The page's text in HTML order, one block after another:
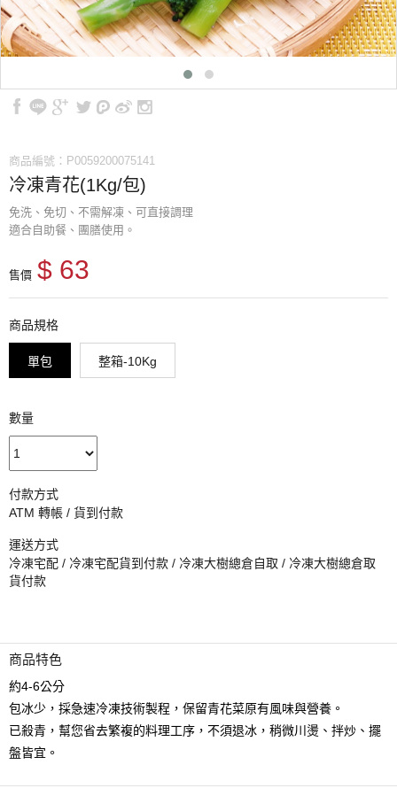
商品編號：P0059200075141
冷凍青花(1Kg/包)
免洗、免切、不需解凍、可直接調理
適合自助餐、團膳使用。
售價 $ 63
商品規格
單包 整箱-10Kg
數量
付款方式
ATM 轉帳 / 貨到付款
運送方式
冷凍宅配 / 冷凍宅配貨到付款 / 冷凍大樹總倉自取 / 冷凍大樹總倉取
貨付款
商品特色
約4-6公分
包冰少，採急速冷凍技術製程，保留青花菜原有風味與營養。
已殺青，幫您省去繁複的料理工序，不須退冰，稍微川燙、拌炒、擺
盤皆宜。